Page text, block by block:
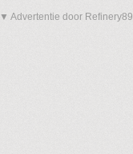
▼ Advertentie door Refinery89